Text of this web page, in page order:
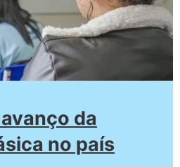
da
no país